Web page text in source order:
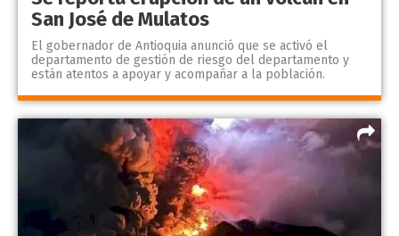
San José de Mulatos
El gobernador de Antioquia anunció que se activó el
departamento de gestión de riesgo del departamento y
están atentos a apoyar y acompañar a la población.